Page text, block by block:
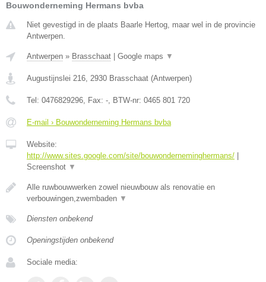
Bouwonderneming Hermans bvba
Niet gevestigd in de plaats Baarle Hertog, maar wel in de provincie
Antwerpen.
Antwerpen » Brasschaat Google maps ▼
Augustijnslei 216, 2930 Brasschaat (Antwerpen)
Tel: 0476829296, Fax: -, BTW-nr: 0465 801 720
E-mail › Bouwonderneming Hermans bvba
Website:
http://www.sites.google.com/site/bouwonderneminghermans/
Screenshot ▼
Alle ruwbouwwerken zowel nieuwbouw als renovatie en
verbouwingen,zwembaden ▼
Diensten onbekend
Openingstijden onbekend
Sociale media: